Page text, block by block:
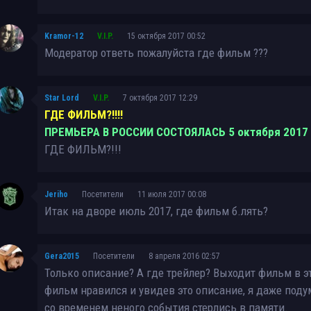
Kramor-12 V.I.P. 15 октября 2017 00:52
Модератор ответь пожалуйста где фильм ???
Star Lord V.I.P. 7 октября 2017 12:29
ГДЕ ФИЛЬМ?!!!!
ПРЕМЬЕРА В РОССИИ СОСТОЯЛАСЬ 5 октября 2017
ГДЕ ФИЛЬМ?!!!
Jeriho Посетители 11 июля 2017 00:08
Итак на дворе июль 2017, где фильм б.лять?
Gera2015 Посетители 8 апреля 2016 02:57
Только описание? А где трейлер? Выходит фильм в
фильм нравился и увидев это описание, я даже
со временем неного события стерлись в памяти.